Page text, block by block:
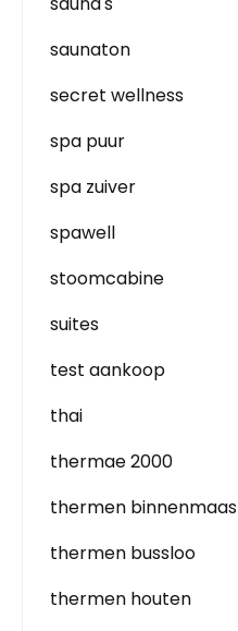
saunaton
secret wellness
spa puur
spa zuiver
spawell
stoomcabine
suites
test aankoop
thai
thermae 2000
thermen binnenmaas
thermen bussloo
thermen houten